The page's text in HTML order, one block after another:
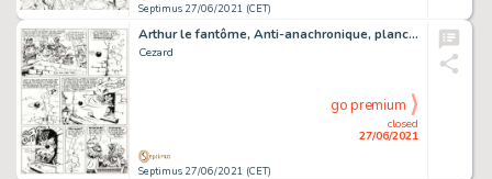
Septimus 27/06/2021 (CET)
Arthur le fantôme, Anti-anachronique, planche originale Ã …
Cezard
Septimus 27/06/2021 (CET)
closed
27/06/2021
go premium